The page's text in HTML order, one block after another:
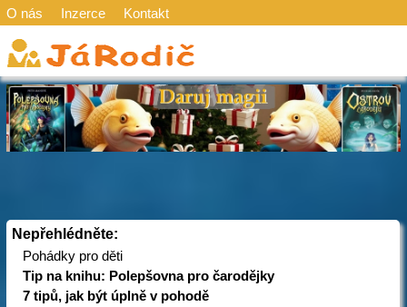
O nás Inzerce Kontakt
Nepřehlédněte:
Pohádky pro děti
Tip na knihu: Polepšovna pro čarodějky
7 tipů, jak být úplně v pohodě